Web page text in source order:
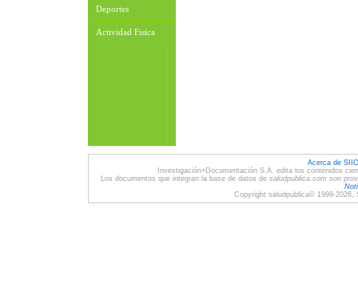
Deportes
Actividad Fisica
Acerca de
Investigación+Documentación S.A. edita los contenidos
Los documentos que integran la base de datos de saludpublica.com son
Copyright saludpublica© 1999-